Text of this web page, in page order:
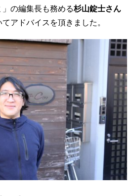
の編集長も務める杉山錠士さん
アドバイスを頂きました。